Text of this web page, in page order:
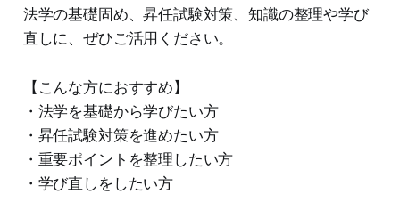
法学の基礎固め、昇任試験対策、知識の整理や学び
直しに、ぜひご活用ください。
【こんな方におすすめ】
・法学を基礎から学びたい方
・昇任試験対策を進めたい方
・重要ポイントを整理したい方
・学び直しをしたい方